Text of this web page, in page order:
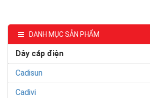
DANH MỤC SẢN PHẨM
Dây cáp điện
Cadisun
Cadivi